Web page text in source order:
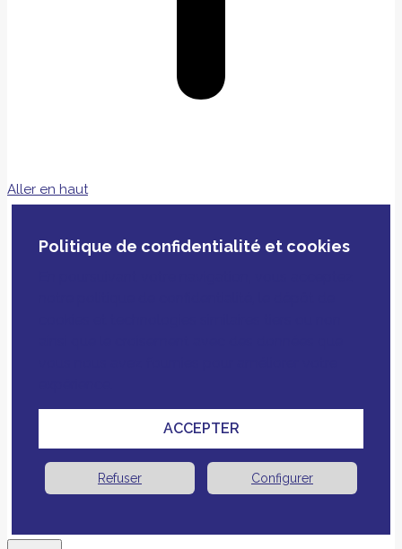
Aller en haut
Politique de confidentialité et cookies
ACCEPTER
Refuser Configurer